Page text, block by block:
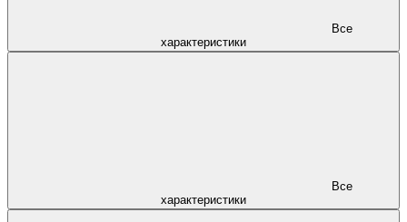
характеристики
характеристики